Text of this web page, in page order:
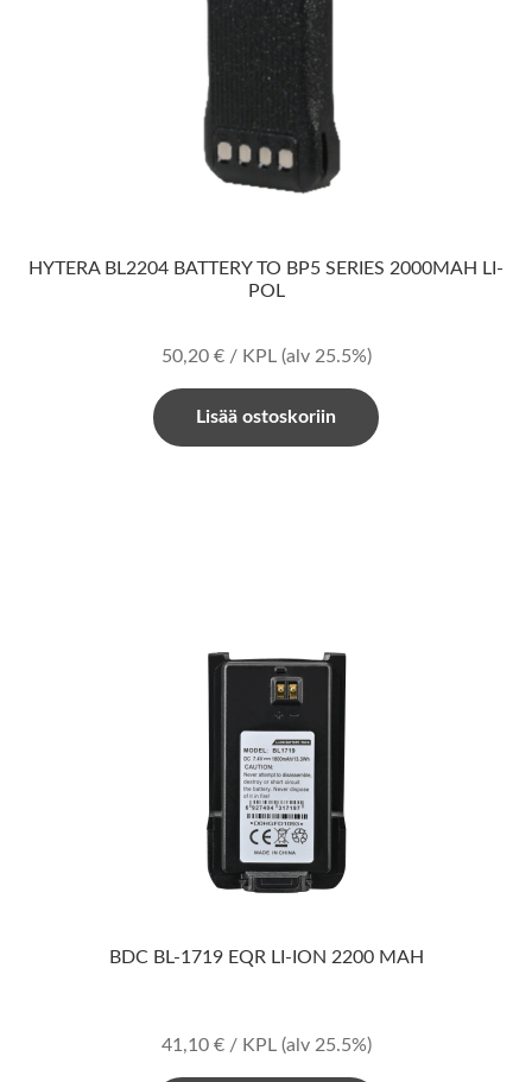
HYTERA BL2204 BATTERY TO BP5 SERIES 2000MAH LI-
POL
50,20 €/ KPL (alv 25.5%)
Lisää ostoskoriin
BDC BL-1719 EQR LI-ION 2200 MAH
41,10 €/ KPL (alv 25.5%)